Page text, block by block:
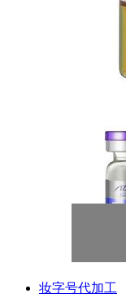
妆字号代加工